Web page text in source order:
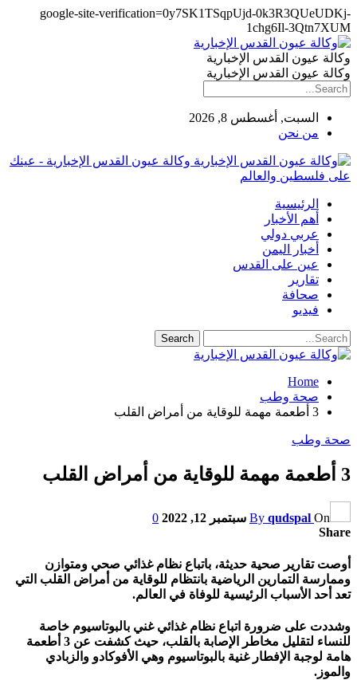
google-site-verification=0y7SK1TSqpUjd-0k3R3QUeUDKj-
1chg6Il-3Qtn7XUM
وكالة عيون القدس الإخبارية
وكالة عيون القدس الإخبارية
السبت, أغسطس 8, 2026
من نحن
وكالة عيون القدس الإخبارية - عينك
على فلسطين والعالم
الرئيسية
أهم الأخبار
عربي دولي
أخبار اليمن
عين على القدس
تقارير
صحافة
فيديو
Home
صحة وطب
3 أطعمة مهمة للوقاية من أمراض القلب
صحة وطب
3 أطعمة مهمة للوقاية من أمراض القلب
By qudspal On سبتمبر 12, 2022
0
Share
أوصت تقارير صحية حديثة، باتباع نظام غذائي صحي ومتوازن
وممارسة التمارين الرياضية بانتظام للوقاية من أمراض القلب التي
تعد أحد الأسباب الرئيسية للوفاة في العالم.
وشددت على ضرورة اتباع نظام غذائي غني بالبوتاسيوم خاصة
للنساء لتقليل مخاطر الإصابة بالقلب، حيث كشفت عن 3 أطعمة
هامة لوجبة الإفطار غنية بالبوتاسيوم وهي الأفوكادو والزبادي
والموز.